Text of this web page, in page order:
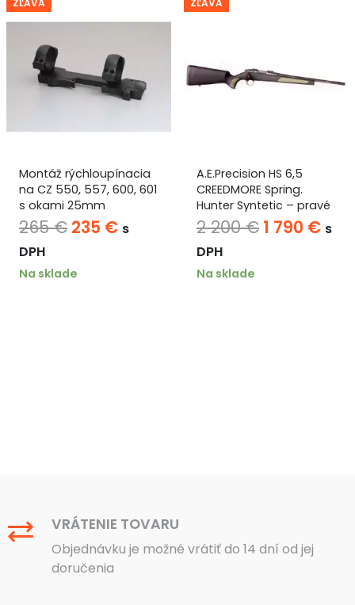
ZĽAVA
Montáž rýchloupínacia
na CZ 550, 557, 600, 601
s okami 25mm
265€ Pôvodná
bola:
235 €Aktuálna
s
DPH
Na sklade
ZĽAVA
A.E.Precision HS 6,5
CREEDMORE Spring.
Hunter Syntetic – pravé
prevedenie 600MM
m15X1
2 200€ Pôvodná
1 790 € s
DPH
Na sklade
VRÁTENIE TOVARU
Objednávku je možné vrátiť do 14 dní od jej
doručenia